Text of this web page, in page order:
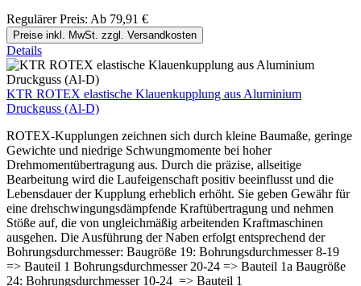
Regulärer Preis: Ab 79,91 €
Preise inkl. MwSt. zzgl. Versandkosten
Details
KTR ROTEX elastische Klauenkupplung aus Aluminium
Druckguss (Al-D)
ROTEX-Kupplungen zeichnen sich durch kleine Baumaße, geringe
Gewichte und niedrige Schwungmomente bei hoher
Drehmomentübertragung aus. Durch die präzise, allseitige
Bearbeitung wird die Laufeigenschaft positiv beeinflusst und die
Lebensdauer der Kupplung erheblich erhöht. Sie geben Gewähr für
eine drehschwingungsdämpfende Kraftübertragung und nehmen
Stöße auf, die von ungleichmäßig arbeitenden Kraftmaschinen
ausgehen. Die Ausführung der Naben erfolgt entsprechend der
Bohrungsdurchmesser: Baugröße 19: Bohrungsdurchmesser 8-19
=> Bauteil 1 Bohrungsdurchmesser 20-24 => Bauteil 1a Baugröße
24: Bohrungsdurchmesser 10-24 => Bauteil 1